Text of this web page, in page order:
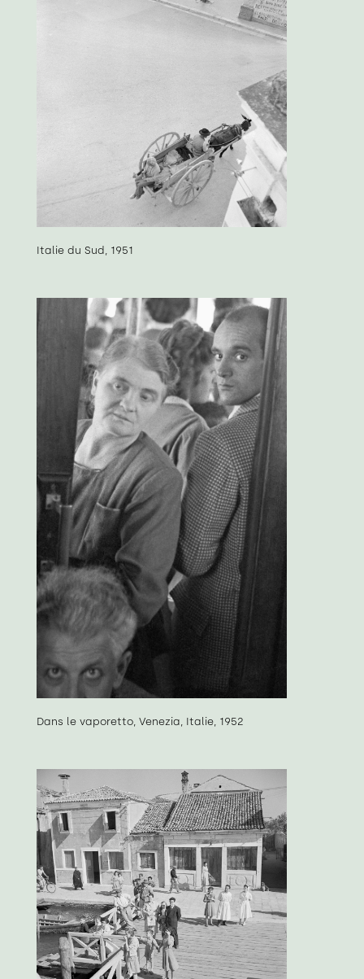
Italie du Sud, 1951
Dans le vaporetto, Venezia, Italie, 1952